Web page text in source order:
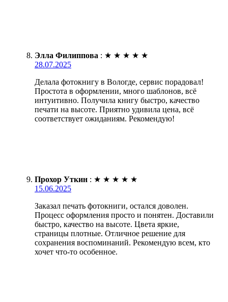
Элла Филиппова : ★ ★ ★ ★ ★
28.07.2025
Делала фотокнигу в Вологде, сервис порадовал!
Простота в оформлении, много шаблонов, всё
интуитивно. Получила книгу быстро, качество
печати на высоте. Приятно удивила цена, всё
соответствует ожиданиям. Рекомендую!
Прохор Уткин : ★ ★ ★ ★ ★
15.06.2025
Заказал печать фотокниги, остался доволен.
Процесс оформления просто и понятен. Доставили
быстро, качество на высоте. Цвета яркие,
страницы плотные. Отличное решение для
сохранения воспоминаний. Рекомендую всем, кто
хочет что-то особенное.